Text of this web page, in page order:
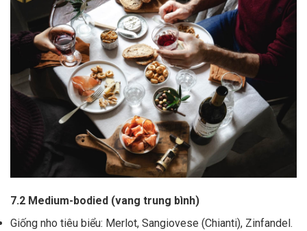
7.2 Medium-bodied (vang trung bình)
Giống nho tiêu biểu: Merlot, Sangiovese (Chianti), Zinfandel.